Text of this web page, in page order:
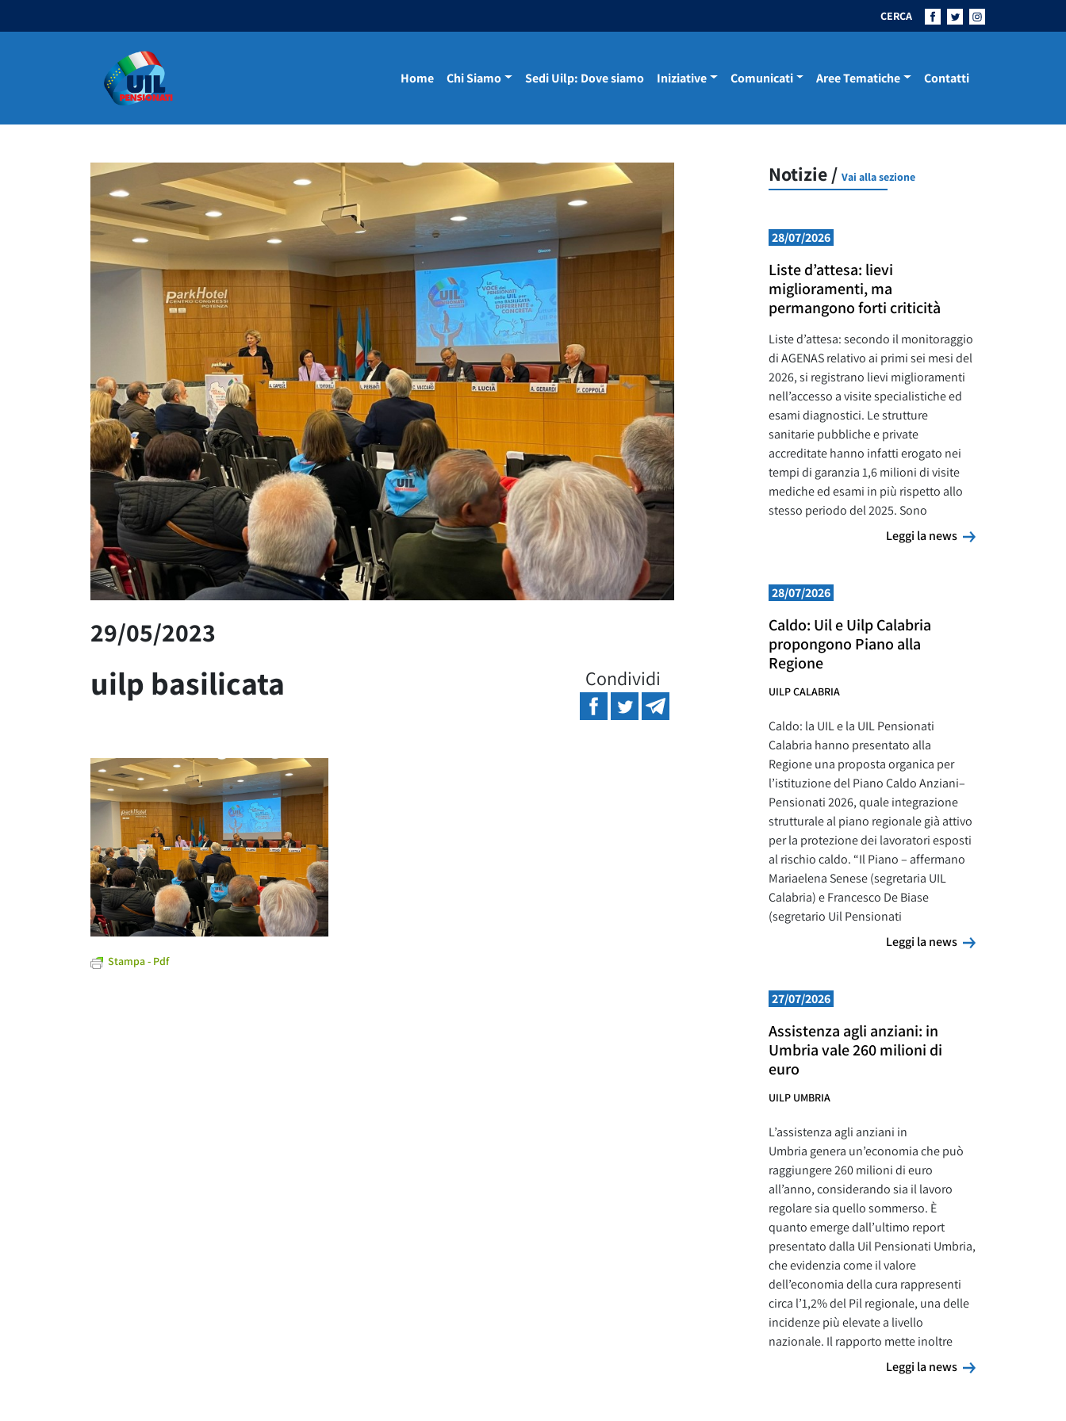
CERCA
Navigazione principale Home Chi Siamo Sedi Uilp: Dove siamo Iniziative Comunicati Aree Tematiche Contatti
29/05/2023
uilp basilicata Condividi
Stampa - Pdf
Notizie / Vai alla sezione
28/07/2026
Liste d’attesa: lievi
miglioramenti, ma
permangono forti criticità
Liste d’attesa: secondo il monitoraggio
di AGENAS relativo ai primi sei mesi del
2026, si registrano lievi miglioramenti
nell’accesso a visite specialistiche ed
esami diagnostici. Le strutture
sanitarie pubbliche e private
accreditate hanno infatti erogato nei
tempi di garanzia 1,6 milioni di visite
mediche ed esami in più rispetto allo
stesso periodo del 2025. Sono
Leggi la news
Leggi la news
28/07/2026
Caldo: Uil e Uilp Calabria
propongono Piano alla
Regione
UILP CALABRIA
Caldo: la UIL e la UIL Pensionati
Calabria hanno presentato alla
Regione una proposta organica per
l’istituzione del Piano Caldo Anziani–
Pensionati 2026, quale integrazione
strutturale al piano regionale già attivo
per la protezione dei lavoratori esposti
al rischio caldo. “Il Piano – affermano
Mariaelena Senese (segretaria UIL
Calabria) e Francesco De Biase
(segretario Uil Pensionati
Leggi la news
Leggi la news
27/07/2026
Assistenza agli anziani: in
Umbria vale 260 milioni di
euro
UILP UMBRIA
L’assistenza agli anziani in
Umbria genera un’economia che può
raggiungere 260 milioni di euro
all’anno, considerando sia il lavoro
regolare sia quello sommerso. È
quanto emerge dall’ultimo report
presentato dalla Uil Pensionati Umbria,
che evidenzia come il valore
dell’economia della cura rappresenti
circa l’1,2% del Pil regionale, una delle
incidenze più elevate a livello
nazionale. Il rapporto mette inoltre
Leggi la news
Leggi la news